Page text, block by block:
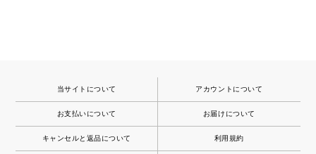
当サイトについて アカウントについて
お支払いについて お届けについて
キャンセルと返品について 利用規約